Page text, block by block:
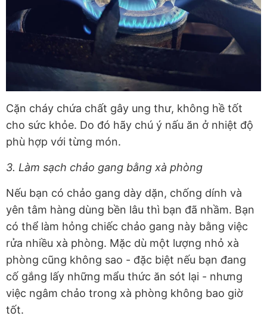
Cặn cháy chứa chất gây ung thư, không hề tốt
cho sức khỏe. Do đó hãy chú ý nấu ăn ở nhiệt độ
phù hợp với từng món.
3. Làm sạch chảo gang bằng xà phòng
Nếu bạn có chảo gang dày dặn, chống dính và
yên tâm hàng dùng bền lâu thì bạn đã nhầm. Bạn
có thể làm hỏng chiếc chảo gang này bằng việc
rửa nhiều xà phòng. Mặc dù một lượng nhỏ xà
phòng cũng không sao - đặc biệt nếu bạn đang
cố gắng lấy những mẩu thức ăn sót lại - nhưng
việc ngâm chảo trong xà phòng không bao giờ
tốt.